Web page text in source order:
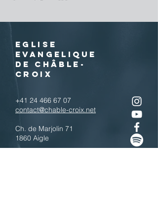
EGLISE
EVANGELIQUE
DE CHÂBLE-
CROIX
+41 24 466 67 07
contact@chable-croix.net
Ch. de Marjolin 71
1860 Aigle